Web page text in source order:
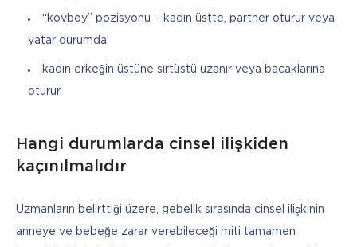
“kovboy” pozisyonu – kadın üstte, partner oturur veya
yatar durumda;
kadın erkeğin üstüne sırtüstü uzanır veya bacaklarına
oturur.
Hangi durumlarda cinsel ilişkiden
kaçınılmalıdır
Uzmanların belirttiği üzere, gebelik sırasında cinsel ilişkinin
anneye ve bebeğe zarar verebileceği miti tamamen